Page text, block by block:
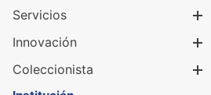
Servicios
Innovación
Coleccionista